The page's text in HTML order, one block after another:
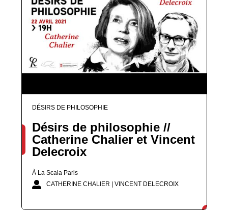
DÉSIRS DE PHILOSOPHIE
Désirs de philosophie //
Catherine Chalier et Vincent
Delecroix
À La Scala Paris
CATHERINE CHALIER | VINCENT DELECROIX